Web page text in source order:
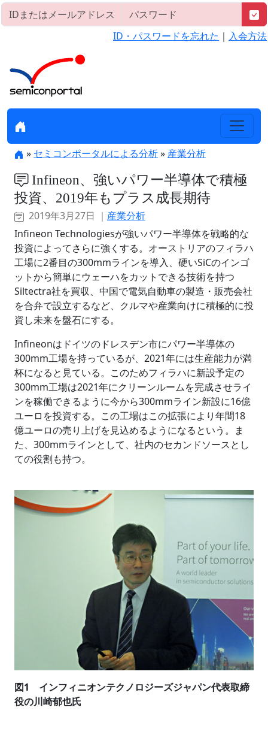
ID・パスワードを忘れた ｜ 入会方法
» セミコンポータルによる分析» 産業分析
Infineon、強いパワー半導体で積極
投資、2019年もプラス成長期待
2019年3月27日 ｜ 産業分析
Infineon Technologiesが強いパワー半導体を戦略的な
投資によってさらに強くする。オーストリアのフィラハ
工場に2番目の300mmラインを導入、硬いSiCのインゴ
ットから簡単にウェーハをカットできる技術を持つ
Siltectra社を買収、中国で電気自動車の製造・販売会社
を合弁で設立するなど、クルマや産業向けに積極的に投
資し未来を盤石にする。
Infineonはドイツのドレスデン市にパワー半導体の
300mm工場を持っているが、2021年には生産能力が満
杯になると見ている。このためフィラハに新設予定の
300mm工場は2021年にクリーンルームを完成させライ
ンを稼働できるように今から300mmライン新設に16億
ユーロを投資する。この工場はこの拡張により年間18
億ユーロの売り上げを見込めるようになるという。ま
た、300mmラインとして、社内のセカンドソースとし
ての役割も持つ。
図1 インフィニオンテクノロジーズジャパン代表取締
役の川崎郁也氏